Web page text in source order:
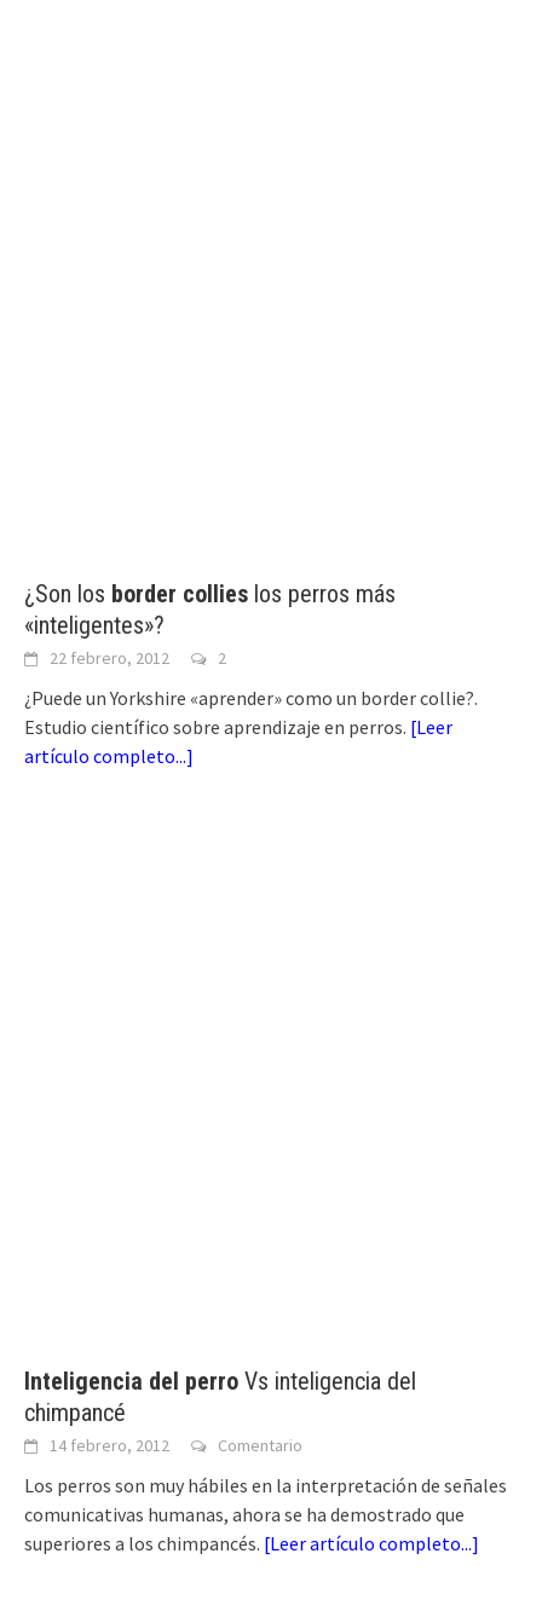
¿Son los border collies los perros más
«inteligentes»?
22 febrero, 2012 2
¿Puede un Yorkshire «aprender» como un border collie?.
Estudio científico sobre aprendizaje en perros. [Leer
artículo completo...]
Inteligencia del perro Vs inteligencia del
chimpancé
14 febrero, 2012 Comentario
Los perros son muy hábiles en la interpretación de señales
comunicativas humanas, ahora se ha demostrado que
superiores a los chimpancés. [Leer artículo completo...]